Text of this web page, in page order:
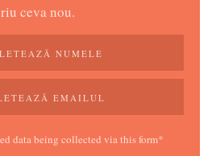
ceva nou.
data being collected via this form*